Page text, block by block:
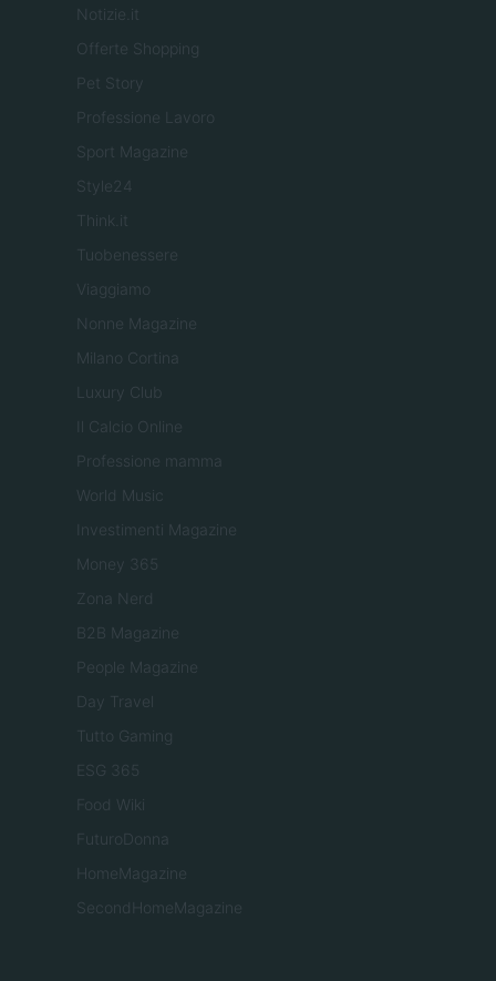
Notizie.it
Offerte Shopping
Pet Story
Professione Lavoro
Sport Magazine
Style24
Think.it
Tuobenessere
Viaggiamo
Nonne Magazine
Milano Cortina
Luxury Club
Il Calcio Online
Professione mamma
World Music
Investimenti Magazine
Money 365
Zona Nerd
B2B Magazine
People Magazine
Day Travel
Tutto Gaming
ESG 365
Food Wiki
FuturoDonna
HomeMagazine
SecondHomeMagazine